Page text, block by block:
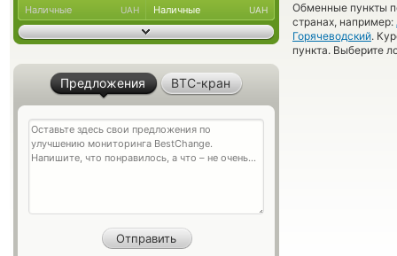
Обменные пункты
странах, например:
Горячеводский.
пункта. Выберите
Наличные UAH Наличные UAH
Предложения BTC-кран